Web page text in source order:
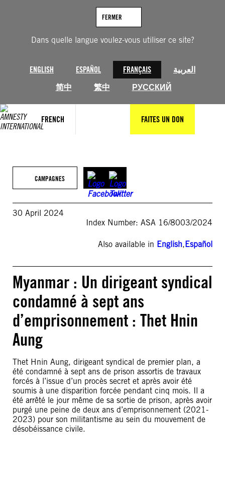
Dans quelle langue voulez-vous utiliser ce site?
ENGLISH ESPAÑOL FRANÇAIS
العربية
简中
繁中 РУССКИЙ
FERMER
FRENCH FAITES UN DON
CAMPAGNES
30 April 2024
Index Number: ASA 16/8003/2024
Also available in English,Español
Myanmar : Un dirigeant syndical
condamné à sept ans
d’emprisonnement : Thet Hnin
Aung
Thet Hnin Aung, dirigeant syndical de premier plan, a
été condamné à sept ans de prison assortis de travaux
forcés à l’issue d’un procès secret et après avoir été
soumis à une disparition forcée pendant cinq mois. Il a
été arrêté le jour même de sa sortie de prison, après avoir
purgé une peine de deux ans d’emprisonnement (2021-
2023) pour son militantisme au sein du mouvement de
désobéissance civile.